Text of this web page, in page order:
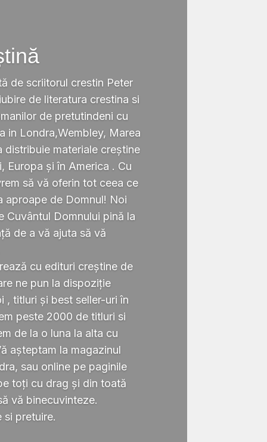
de scriitorul crestin Peter
de literatura crestina si
de pretutindeni cu
in Londra,Wembley, Marea
distribuie materiale creștine
Europa și în America . Cu
să vă oferin tot ceea ce
aproape de Domnul! Noi
Cuvântul Domnului pină la
de a vă ajuta să vă
cu edituri creștine de
ne pun la dispoziție
, titluri și best seller-uri în
peste 2000 de titluri si
de la o luna la alta cu
așteptam la magazinul
sau online pe paginile
toți cu drag și din toată
vă binecuvinteze.
si pretuire.